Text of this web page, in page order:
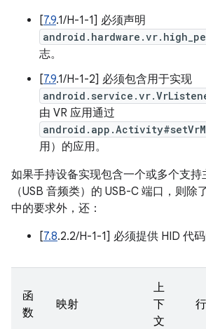
[7.9.1/H-1-1] 必须声明
志。
[7.9.1/H-1-2] 必须包含用于实现
由 VR 应用通过
用）的应用。
如果手持设备实现包含一个或多个支持
（USB 音频类）的 USB-C 端口，则除
中的要求外，还：
[7.8.2.2/H-1-1] 必须提供 HID 代
函
数
映射
上
下
文